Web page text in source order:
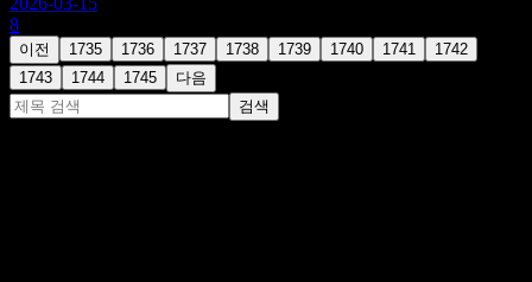
8
이전 1735 1736 1737 1738 1739 1740 1741
1742
1743
1744 1745
다음
검색